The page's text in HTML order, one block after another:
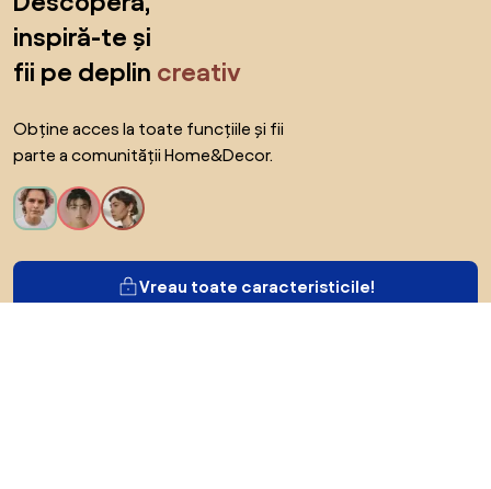
inspiră-te și
fii pe deplin creativ
Obține acces la toate funcțiile și fii
parte a comunității Home&Decor.
Vreau toate caracteristicile!